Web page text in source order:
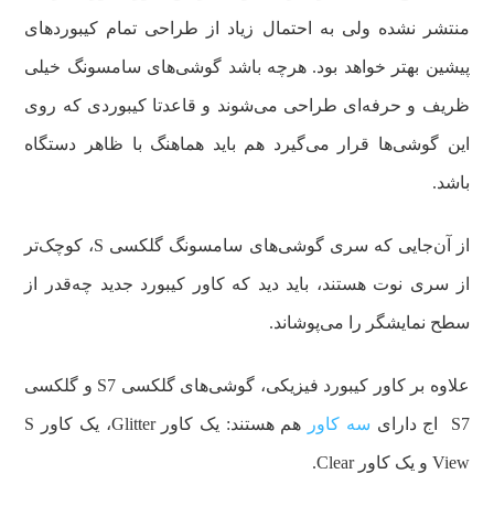
متمرکز
منتشر نشده ولی به احتمال زیاد از طراحی تمام کیبوردهای
پیشین بهتر خواهد بود. هرچه باشد گوشی‌های سامسونگ خیلی
ظریف و حرفه‌ای طراحی می‌شوند و قاعدتا کیبوردی که روی
این گوشی‌ها قرار می‌گیرد هم باید هماهنگ با ظاهر دستگاه
باشد.
از آن‌جایی که سری گوشی‌های سامسونگ گلکسی S، کوچک‌تر
از سری نوت هستند، باید دید که کاور کیبورد جدید چه‌قدر از
سطح نمایشگر را می‌پوشاند.
علاوه بر کاور کیبورد فیزیکی، گوشی‌های گلکسی S7 و گلکسی
S7 اج دارای سه کاور هم هستند: یک کاور Glitter، یک کاور S
View و یک کاور Clear.